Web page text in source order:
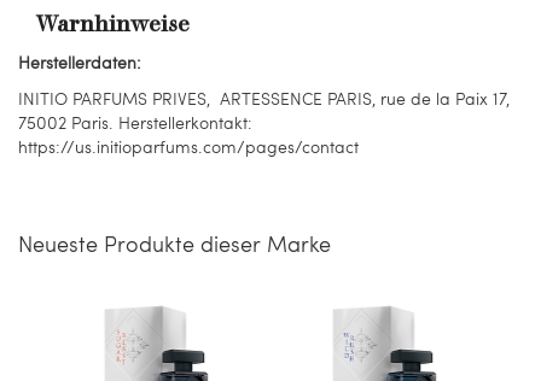
Warnhinweise
Herstellerdaten:
INITIO PARFUMS PRIVES, ARTESSENCE PARIS, rue de la Paix 17,
75002 Paris. Herstellerkontakt:
https://us.initioparfums.com/pages/contact
Neueste Produkte dieser Marke